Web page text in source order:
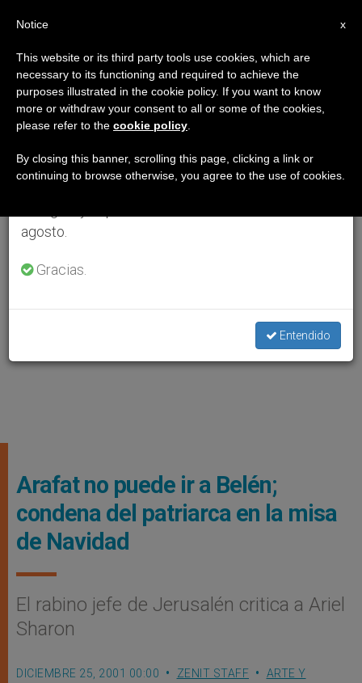
Arafat no puede ir a Belén;
condena del patriarca en la misa
de Navidad
El rabino jefe de Jerusalén critica a Ariel
Sharon
DICIEMBRE 25, 2001 00:00 ZENIT STAFF
ARTE Y
×
Aviso importante
Del 27 de julio al 7 de agosto haremos la pausa
anual, aprovechando que en el periodo de verano
se generan menos informaciones y también el
agosto.
Gracias.
Entendido
x
Notice
This website or its third party tools use cookies, which are
necessary to its functioning and required to achieve the
purposes illustrated in the cookie policy. If you want to know
more or withdraw your consent to all or some of the cookies,
please refer to the cookie policy
By closing this banner, scrolling this page, clicking a link or
continuing to browse otherwise, you agree to the use of cookies.